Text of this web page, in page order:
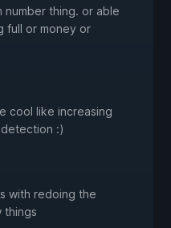
thing. or able
full or money or
cool like increasing
:)
with redoing the
things